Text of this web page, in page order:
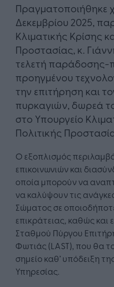
Πραγματοποιήθηκε
Δεκεμβρίου 2025,
Κλιματικής Κρίσης
Προστασίας, κ.
τελετή
προηγμένου
την επιτήρηση και
πυρκαγιών, δωρεά
στο Υπουργείο
Πολιτικής
Ο εξοπλισμός
επικοινωνιών και
οποία μπορούν να
να καλύψουν τις
Σώματος σε
επικράτειας, καθώς και
Σταθμού Πύργου
Φωτιάς (LAST), που θα
σημείο καθ’ υπόδειξη
Υπηρεσίας.